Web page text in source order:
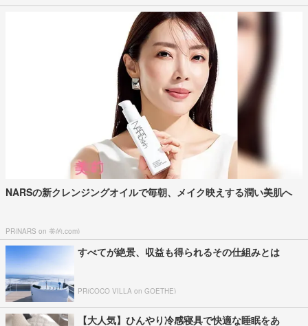
NARSの新クレンジングオイルで毎朝、メイク映えする潤い美肌へ
PR(NARS on 美的.com)
すべてが絶景、収益も得られるその仕組みとは
PR(COCO VILLA on GOETHE)
【大人気】ひんやり冷感寝具で快適な睡眠をあ